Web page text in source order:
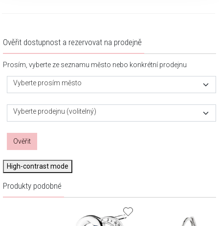
Ověřit dostupnost a rezervovat na prodejně
Prosím, vyberte ze seznamu město nebo konkrétní prodejnu
Vyberte prosím město
Vyberte prodejnu (volitelný)
Ověřit
High-contrast mode
Produkty podobné